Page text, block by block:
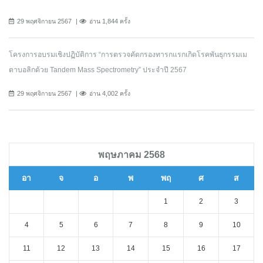
29 พฤศจิกายน 2567 อ่าน 1,844 ครั้ง
โครงการอบรมเชิงปฏิบัติการ “การตรวจคัดกรองทารกแรกเกิดโรคพันธุกรรมเม
ตาบอลิกด้วย Tandem Mass Spectrometry” ประจำปี 2567
29 พฤศจิกายน 2567 อ่าน 4,002 ครั้ง
พฤษภาคม 2568
อา จ อ พ พฤ ศ ส
1 2 3
4 5 6 7 8 9 10
11 12 13 14 15 16 17